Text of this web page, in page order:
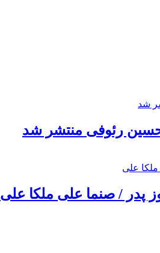
رئوفی منتشر شد
پدر / صنما علی ملکا علی